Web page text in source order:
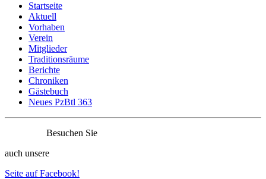
Startseite
Aktuell
Vorhaben
Verein
Mitglieder
Traditionsräume
Berichte
Chroniken
Gästebuch
Neues PzBtl 363
Besuchen Sie
auch unsere
Seite auf Facebook!